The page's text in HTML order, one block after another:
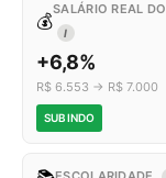
💰
SALÁRIO REAL
I
+6,8%
R$ 6.553 → R$ 7.000
SUBINDO